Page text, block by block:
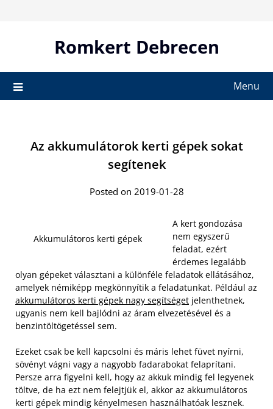
Romkert Debrecen
Menu
Az akkumulátorok kerti gépek sokat
segítenek
Posted on 2019-01-28
Akkumulátoros kerti gépek
A kert gondozása
nem egyszerű
feladat, ezért
érdemes legalább
olyan gépeket választani a különféle feladatok ellátásához,
amelyek némiképp megkönnyítik a feladatunkat. Például az
akkumulátoros kerti gépek nagy segítséget jelenthetnek,
ugyanis nem kell bajlódni az áram elvezetésével és a
benzintöltögetéssel sem.
Ezeket csak be kell kapcsolni és máris lehet füvet nyírni,
sövényt vágni vagy a nagyobb fadarabokat felaprítani.
Persze arra figyelni kell, hogy az akkuk mindig fel legyenek
töltve, de ha ezt nem felejtjük el, akkor az akkumulátoros
kerti gépek mindig kényelmesen használhatóak lesznek.